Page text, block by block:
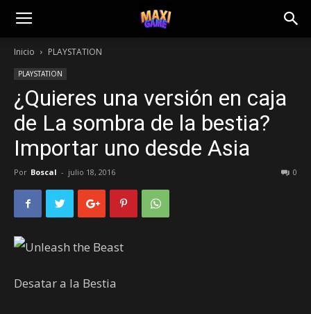
Inicio PLAYSTATION
PLAYSTATION
¿Quieres una versión en caja
de La sombra de la bestia?
Importar uno desde Asia
Por Boscal - julio 18, 2016 0
Desatar a la Bestia